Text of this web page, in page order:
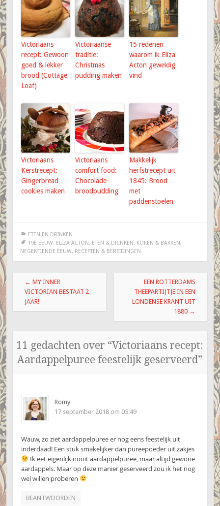
Victoriaans
recept: Gewoon
goed & lekker
brood (Cottage
Loaf)
Victoriaanse
traditie:
Christmas
pudding maken
15 redenen
waarom ik Eliza
Acton geweldig
vind
Victoriaans
Kerstrecept:
Gingerbread
cookies maken
Victoriaans
comfort food:
Chocolade-
broodpudding
Makkelijk
herfstrecept uit
1845: Brood
met
paddenstoelen
ETEN EN DRINKEN
19E EEUW, ELIZA ACTON, ETEN & DRINKEN, KOKEN & BAKKEN,
NEGENTIENDE EEUW, RECEPTEN & BEREIDINGEN
Berichtnavigatie
← MY INNER
VICTORIAN BESTAAT 2
JAAR!
EEN ROTTERDAMS
THEEPARTIJTJE IN EEN
LONDENSE KRANT UIT
1880 →
11 gedachten over “Victoriaans recept:
Aardappelpuree feestelijk geserveerd”
Romy
17 september 2018 om 05:49
Wauw, zo ziet aardappelpuree er nog eens feestelijk uit
inderdaad! Een stuk smakelijker dan pureepoeder uit zakjes
Ik eet eigenlijk nooit aardappelpuree, maar altijd gewone
aardappels. Maar op deze manier geserveerd zou ik het nog
wel willen proberen
BEANTWOORDEN